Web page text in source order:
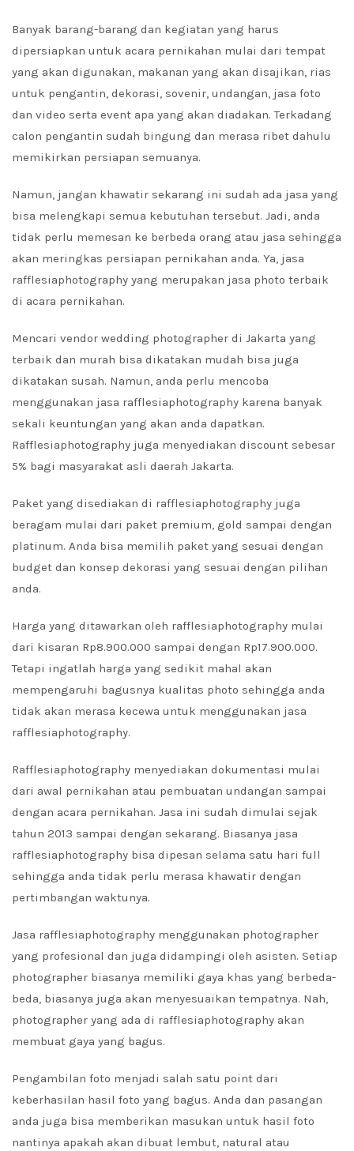
Banyak barang-barang dan kegiatan yang harus
dipersiapkan untuk acara pernikahan mulai dari tempat
yang akan digunakan, makanan yang akan disajikan, rias
untuk pengantin, dekorasi, sovenir, undangan, jasa foto
dan video serta event apa yang akan diadakan. Terkadang
calon pengantin sudah bingung dan merasa ribet dahulu
memikirkan persiapan semuanya.
Namun, jangan khawatir sekarang ini sudah ada jasa yang
bisa melengkapi semua kebutuhan tersebut. Jadi, anda
tidak perlu memesan ke berbeda orang atau jasa sehingga
akan meringkas persiapan pernikahan anda. Ya, jasa
rafflesiaphotography yang merupakan jasa photo terbaik
di acara pernikahan.
Mencari vendor wedding photographer di Jakarta yang
terbaik dan murah bisa dikatakan mudah bisa juga
dikatakan susah. Namun, anda perlu mencoba
menggunakan jasa rafflesiaphotography karena banyak
sekali keuntungan yang akan anda dapatkan.
Rafflesiaphotography juga menyediakan discount sebesar
5% bagi masyarakat asli daerah Jakarta.
Paket yang disediakan di rafflesiaphotography juga
beragam mulai dari paket premium, gold sampai dengan
platinum. Anda bisa memilih paket yang sesuai dengan
budget dan konsep dekorasi yang sesuai dengan pilihan
anda.
Harga yang ditawarkan oleh rafflesiaphotography mulai
dari kisaran Rp8.900.000 sampai dengan Rp17.900.000.
Tetapi ingatlah harga yang sedikit mahal akan
mempengaruhi bagusnya kualitas photo sehingga anda
tidak akan merasa kecewa untuk menggunakan jasa
rafflesiaphotography.
Rafflesiaphotography menyediakan dokumentasi mulai
dari awal pernikahan atau pembuatan undangan sampai
dengan acara pernikahan. Jasa ini sudah dimulai sejak
tahun 2013 sampai dengan sekarang. Biasanya jasa
rafflesiaphotography bisa dipesan selama satu hari full
sehingga anda tidak perlu merasa khawatir dengan
pertimbangan waktunya.
Jasa rafflesiaphotography menggunakan photographer
yang profesional dan juga didampingi oleh asisten. Setiap
photographer biasanya memiliki gaya khas yang berbeda-
beda, biasanya juga akan menyesuaikan tempatnya. Nah,
photographer yang ada di rafflesiaphotography akan
membuat gaya yang bagus.
Pengambilan foto menjadi salah satu point dari
keberhasilan hasil foto yang bagus. Anda dan pasangan
anda juga bisa memberikan masukan untuk hasil foto
nantinya apakah akan dibuat lembut, natural atau